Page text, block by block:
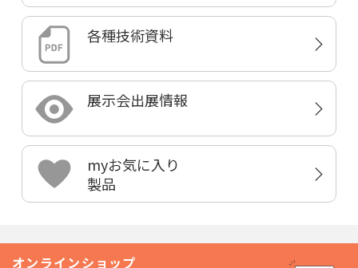
各種技術資料
展示会出展情報
myお気に入り
製品
オンラインショップ